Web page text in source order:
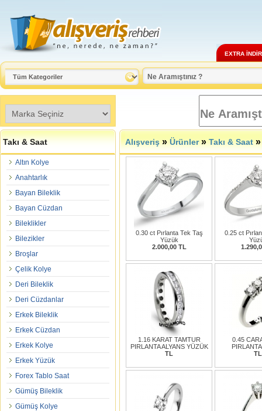
EXTRA
Takı & Saat
Altın Kolye
Anahtarlık
Bayan Bileklik
Bayan Cüzdan
Bileklikler
Bilezikler
Broşlar
Çelik Kolye
Deri Bileklik
Deri Cüzdanlar
Erkek Bileklik
Erkek Cüzdan
Erkek Kolye
Erkek Yüzük
Forex Tablo Saat
Gümüş Bileklik
Gümüş Kolye
Alışveriş»Ürünler»Takı & Saat
0.30 ct Pırlanta Tek Taş
Yüzük
2.000,00 TL
0.25 ct
1.16 KARAT TAMTUR
PIRLANTA ALYANS YÜZÜK
TL
0.45
TL